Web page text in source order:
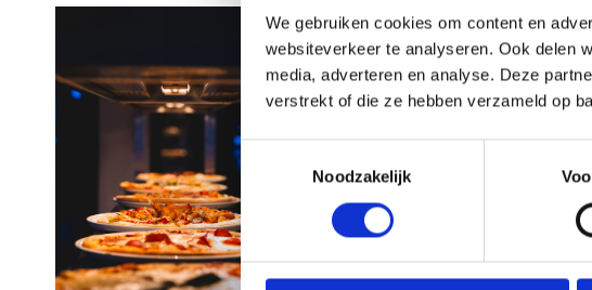
We gebruiken cookies om content en
websiteverkeer te analyseren. Ook delen
media, adverteren en analyse. Deze
verstrekt of die ze hebben verzameld op
Toestemmingsselectie
Noodzakelijk